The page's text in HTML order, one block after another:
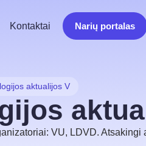
Kontaktai Narių portalas
aktualijos V
VU, LDVD. Atsakingi